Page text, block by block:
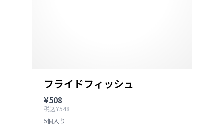
フライドフィッシュ
¥508
税込¥548
5個入り